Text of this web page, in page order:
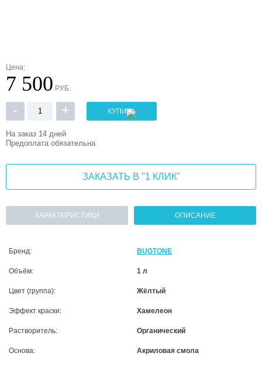
Цена:
7 500 РУБ.
- + КУПИТЬ
На заказ 14 дней
Предоплата обязательна
ЗАКАЗАТЬ В "1 КЛИК"
ХАРАКТЕРИСТИКИ ОПИСАНИЕ
Бренд: BUGTONE
Объём: 1 л
Цвет (группа): Жёлтый
Эффект краски: Хамелеон
Растворитель: Органический
Основа: Акриловая смола